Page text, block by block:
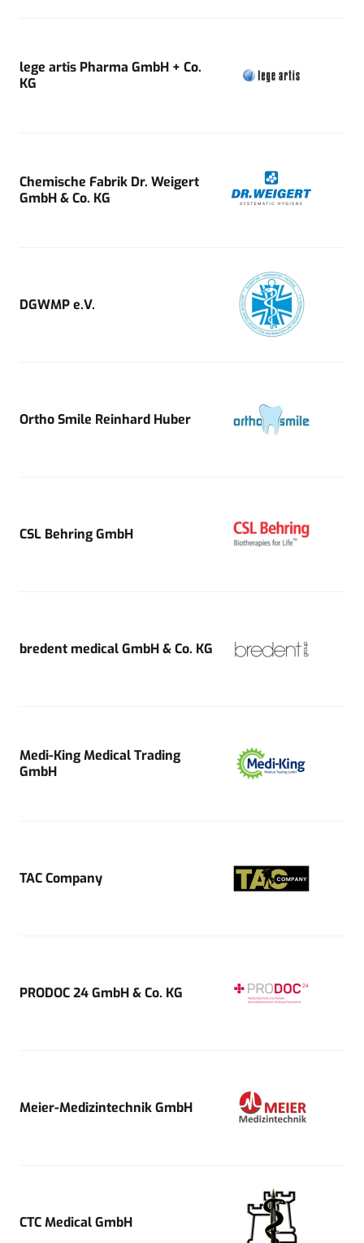
lege artis Pharma GmbH + Co.
KG
Chemische Fabrik Dr. Weigert
GmbH & Co. KG
DGWMP e.V.
Ortho Smile Reinhard Huber
CSL Behring GmbH
bredent medical GmbH & Co. KG
Medi-King Medical Trading
GmbH
TAC Company
PRODOC 24 GmbH & Co. KG
Meier-Medizintechnik GmbH
CTC Medical GmbH